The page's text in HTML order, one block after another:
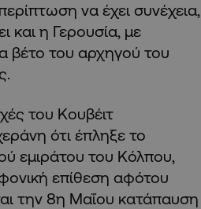
να έχει συνέχεια,
και η Γερουσία, με
βέτο του αρχηγού του
του Κουβέιτ
ότι έπληξε το
εμιράτου του Κόλπου,
επίθεση αφότου
την 8η Μαΐου κατάπαυση